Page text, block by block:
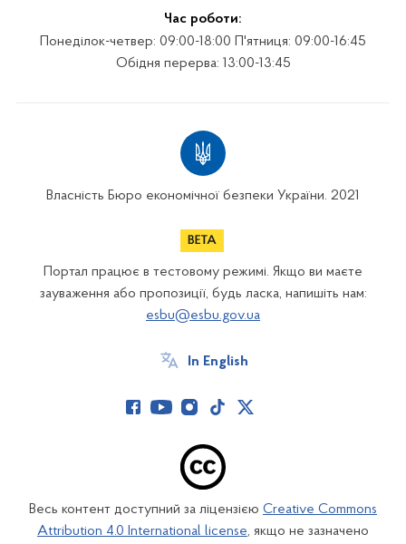
Час роботи:
Понеділок-четвер: 09:00-18:00 П'ятниця: 09:00-16:45
Обідня перерва: 13:00-13:45
Власність Бюро економічної безпеки України. 2021
Портал працює в тестовому режимі. Якщо ви маєте
зауваження або пропозиції, будь ласка, напишіть нам:
esbu@esbu.gov.ua
In English
Весь контент доступний за ліцензією Creative Commons
Attribution 4.0 International license, якщо не зазначено